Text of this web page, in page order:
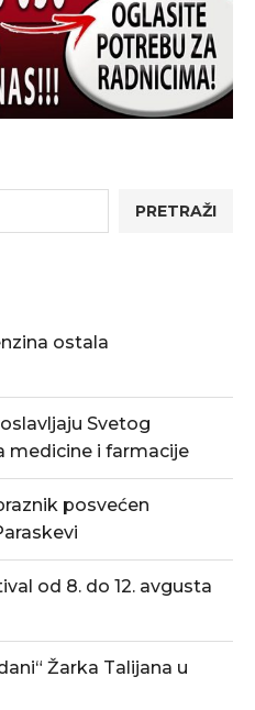
PRETRAŽI
ostala
Svetog
medicine i farmacije
posvećen
od 8. do 12. avgusta
Žarka Talijana u